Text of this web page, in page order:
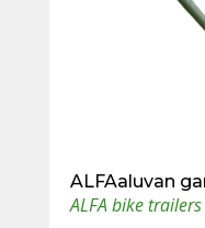
ALFAaluvan
ALFA bike trailers